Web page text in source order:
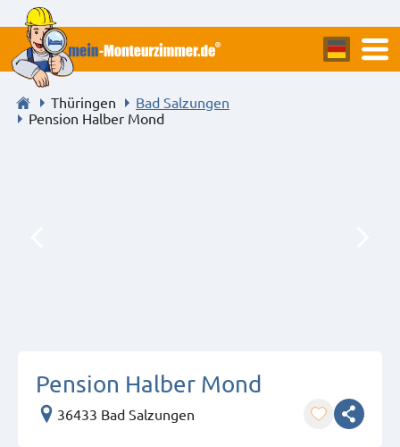
Thüringen
Bad Salzungen
Pension Halber Mond
Pension Halber Mond
36433 Bad Salzungen